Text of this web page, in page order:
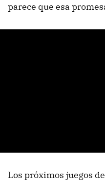
parece que esa
Los próximos juegos